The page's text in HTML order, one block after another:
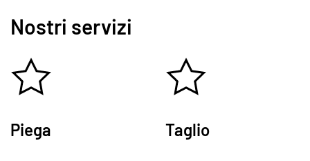
Nostri servizi
Piega Taglio